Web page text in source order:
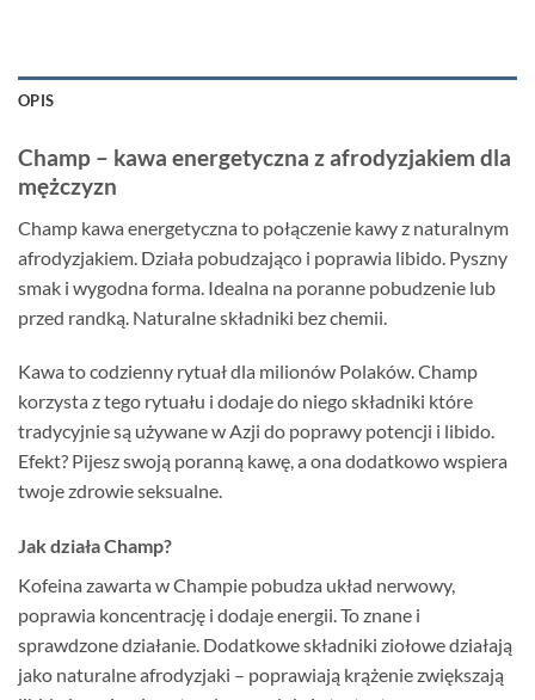
OPIS
Champ – kawa energetyczna z afrodyzjakiem dla
mężczyzn
Champ kawa energetyczna to połączenie kawy z naturalnym
afrodyzjakiem. Działa pobudzająco i poprawia libido. Pyszny
smak i wygodna forma. Idealna na poranne pobudzenie lub
przed randką. Naturalne składniki bez chemii.
Kawa to codzienny rytuał dla milionów Polaków. Champ
korzysta z tego rytuału i dodaje do niego składniki które
tradycyjnie są używane w Azji do poprawy potencji i libido.
Efekt? Pijesz swoją poranną kawę, a ona dodatkowo wspiera
twoje zdrowie seksualne.
Jak działa Champ?
Kofeina zawarta w Champie pobudza układ nerwowy,
poprawia koncentrację i dodaje energii. To znane i
sprawdzone działanie. Dodatkowe składniki ziołowe działają
jako naturalne afrodyzjaki – poprawiają krążenie zwiększają